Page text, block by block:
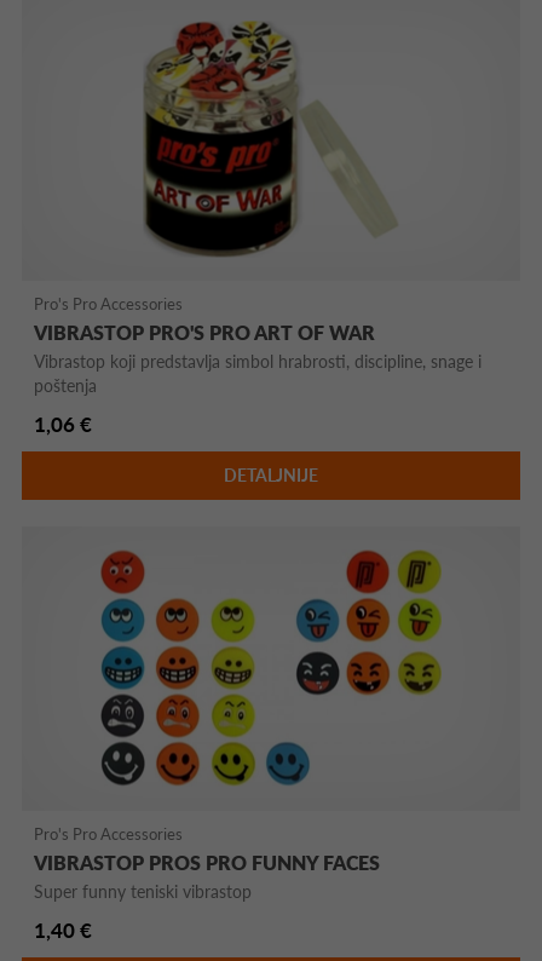
Pro's Pro Accessories
VIBRASTOP PRO'S PRO ART OF WAR
Vibrastop koji predstavlja simbol hrabrosti, discipline, snage i
poštenja
1,06 €
DETALJNIJE
Pro's Pro Accessories
VIBRASTOP PROS PRO FUNNY FACES
Super funny teniski vibrastop
1,40 €